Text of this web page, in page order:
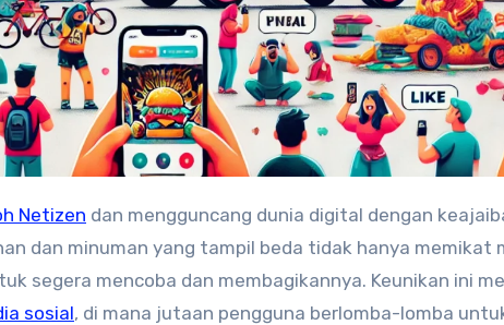
Netizen dan mengguncang dunia digital dengan
dan minuman yang tampil beda tidak hanya
segera mencoba dan membagikannya. Keunikan ini
sosial, di mana jutaan pengguna berlomba-lomba